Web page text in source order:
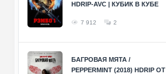
HDRIP-AVC | КУБИК В КУБЕ
7 912 2
БАГРОВАЯ МЯТА /
PEPPERMINT (2018) HDRIP ОТ